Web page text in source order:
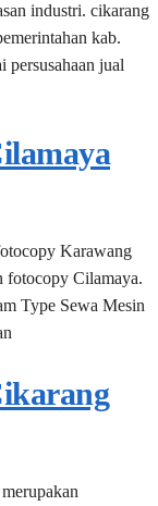
industri. cikarang
kab.
persusahaan jual
Karawang
fotocopy Cilamaya.
Type Sewa Mesin